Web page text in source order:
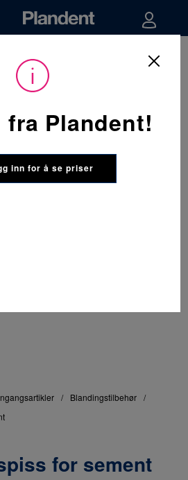
/ Blandingstilbehør /
for sement
fra Plandent!
inn for å se priser